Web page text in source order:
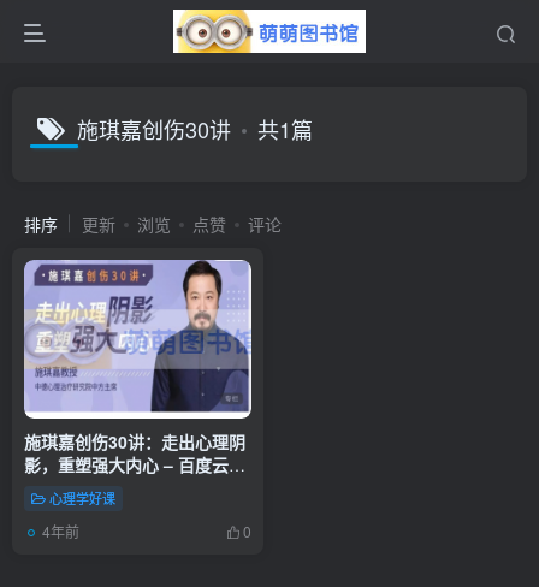
施琪嘉创伤30讲 共1篇
排序 更新 浏览 点赞 评论
施琪嘉创伤30讲：走出心理阴
影，重塑强大内心 – 百度云盘
– 下载心理学好课
4年前 0